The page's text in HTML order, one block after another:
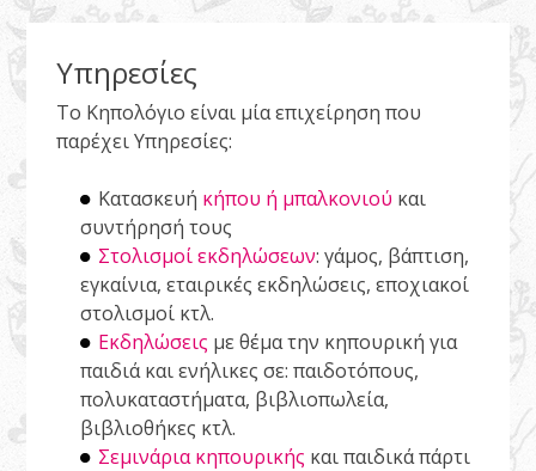
Υπηρεσίες
Το Κηπολόγιο είναι μία επιχείρηση που
παρέχει Υπηρεσίες:
Κατασκευή κήπου ή μπαλκονιού και
συντήρησή τους
Στολισμοί εκδηλώσεων: γάμος, βάπτιση,
εγκαίνια, εταιρικές εκδηλώσεις, εποχιακοί
στολισμοί κτλ.
Εκδηλώσεις με θέμα την κηπουρική για
παιδιά και ενήλικες σε: παιδοτόπους,
πολυκαταστήματα, βιβλιοπωλεία,
βιβλιοθήκες κτλ.
Σεμινάρια κηπουρικής και παιδικά πάρτι